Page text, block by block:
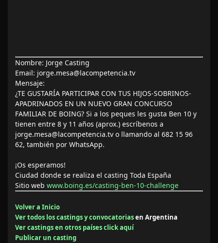
Nombre: Jorge Casting
Email: jorge.mesa@lacompetencia.tv
Mensaje:
¿TE GUSTARÍA PARTICIPAR CON TUS HIJOS-SOBRINOS-
APADRINADOS EN UN NUEVO GRAN CONCURSO
FAMILIAR DE BOING? Si a los peques les gusta Ben 10 y
tienen entre 8 y 11 años (aprox.) escríbenos a
jorge.mesa@lacompetencia.tv o llamando al 682 15 96
62, también por WhatsApp.
¡Os esperamos!
Ciudad donde se realiza el casting Toda España
Sitio web www.boing.es/casting-ben-10-challenge
Volver a Inicio
Ver todos los castings y convocatoriasen Argentina
Ver castings en otros países click aquí
Publicar un casting